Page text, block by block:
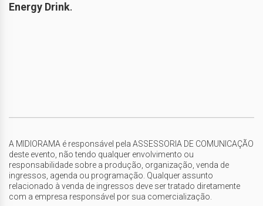
Energy Drink.
A MIDIORAMA é responsável pela ASSESSORIA DE COMUNICAÇÃO
deste evento, não tendo qualquer envolvimento ou
responsabilidade sobre a produção, organização, venda de
ingressos, agenda ou programação. Qualquer assunto
relacionado à venda de ingressos deve ser tratado diretamente
com a empresa responsável por sua comercialização.